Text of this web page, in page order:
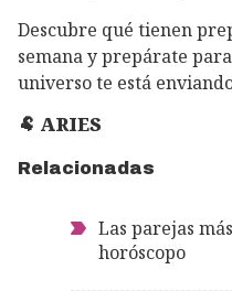
Descubre qué tienen
semana y prepárate
universo te está
🐏 ARIES
Relacionadas
Las parejas
horóscopo